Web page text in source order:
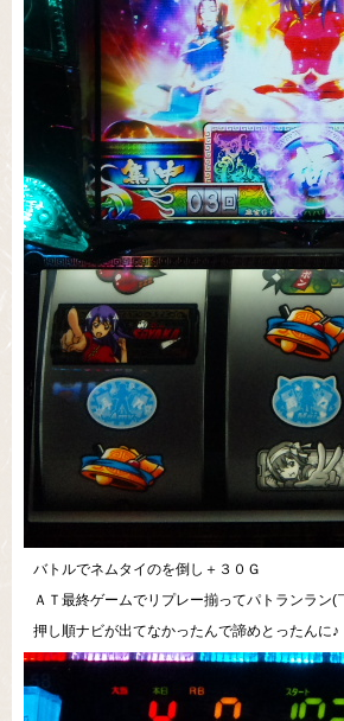
バトルでネムタイのを倒し＋３０Ｇ
ＡＴ最終ゲームでリプレー揃ってパトランラン(
押し順ナビが出てなかったんで諦めとったんに♪